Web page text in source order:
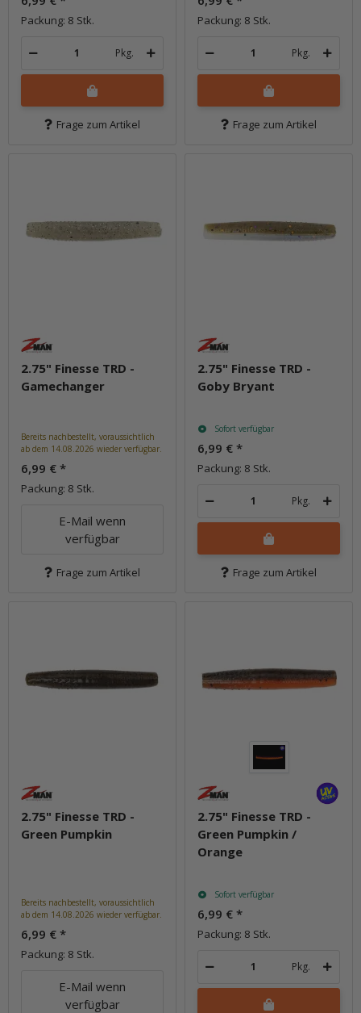
Packung: 8 Stk.
Pkg.
Frage zum Artikel
Packung: 8 Stk.
Pkg.
Frage zum Artikel
2.75" Finesse TRD -
Gamechanger
Bereits nachbestellt, voraussichtlich
ab dem 14.08.2026 wieder verfügbar.
6,99 € *
Packung: 8 Stk.
E-Mail wenn
verfügbar
Frage zum Artikel
2.75" Finesse TRD -
Goby Bryant
Sofort verfügbar
6,99 € *
Packung: 8 Stk.
Pkg.
Frage zum Artikel
2.75" Finesse TRD -
Green Pumpkin
Bereits nachbestellt, voraussichtlich
ab dem 14.08.2026 wieder verfügbar.
6,99 € *
Packung: 8 Stk.
E-Mail wenn
verfügbar
2.75" Finesse TRD -
Green Pumpkin /
Orange
Sofort verfügbar
6,99 € *
Packung: 8 Stk.
Pkg.